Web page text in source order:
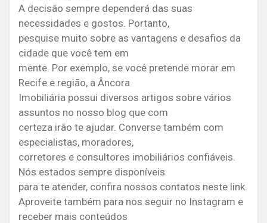
A decisão sempre dependerá das suas
necessidades e gostos. Portanto,
pesquise muito sobre as vantagens e desafios da
cidade que você tem em
mente. Por exemplo, se você pretende morar em
Recife e região, a Âncora
Imobiliária possui diversos artigos sobre vários
assuntos no nosso blog que com
certeza irão te ajudar. Converse também com
especialistas, moradores,
corretores e consultores imobiliários confiáveis.
Nós estados sempre disponíveis
para te atender, confira nossos contatos neste link.
Aproveite também para nos seguir no Instagram e
receber mais conteúdos